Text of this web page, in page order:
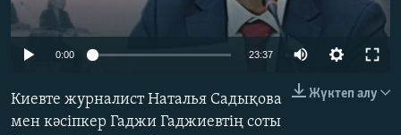
Басқа тілдерде
0:00 23:37
Жүктеп алу
Киевте журналист Наталья Садықова
мен кәсіпкер Гаджи Гаджиевтің соты